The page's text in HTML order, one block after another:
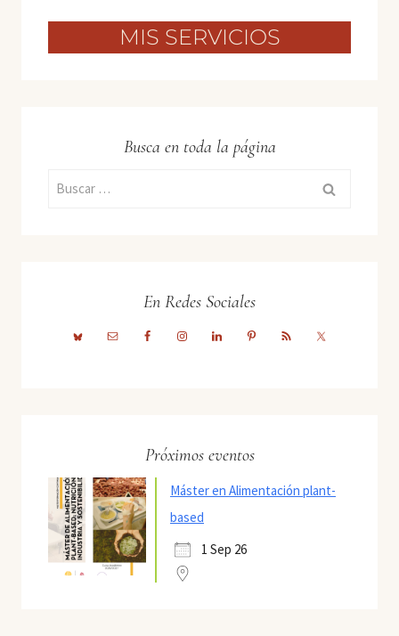
MIS SERVICIOS
Busca en toda la página
Buscar:
En Redes Sociales
Próximos eventos
Máster en Alimentación plant-
based
1 Sep 26